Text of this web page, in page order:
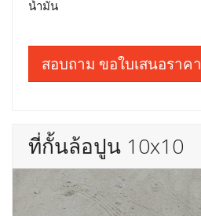
น้ำมัน
สอบถาม ขอใบเสนอราคา
ที่กั้นล้อปูน 10x10